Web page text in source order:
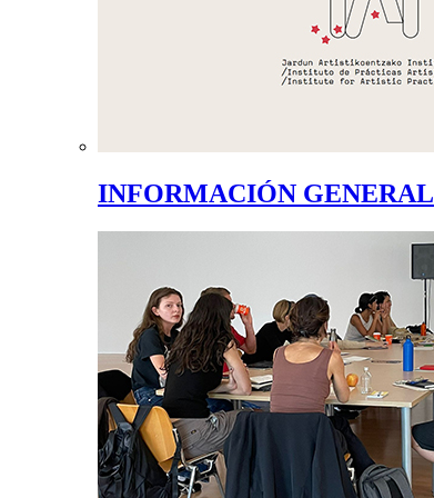
INFORMACIÓN GENERAL